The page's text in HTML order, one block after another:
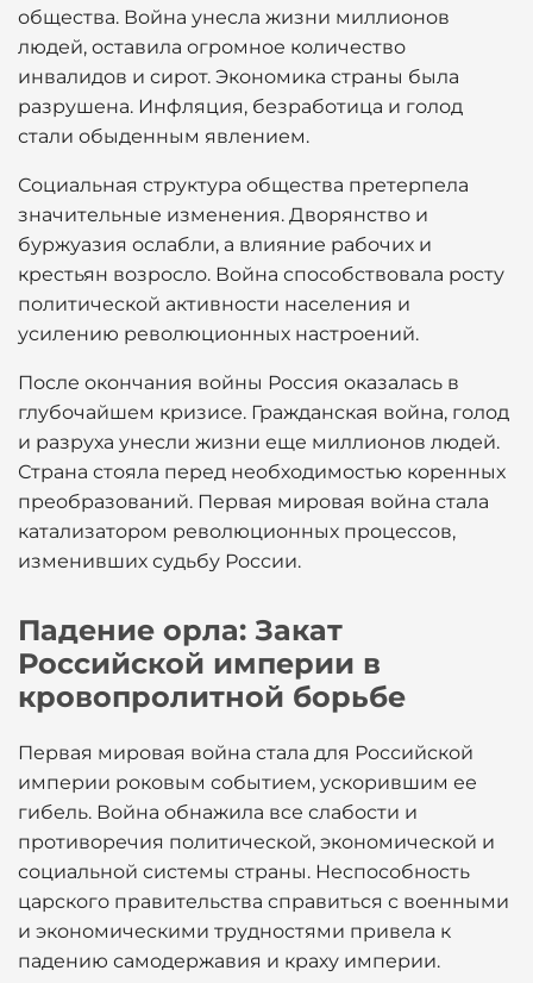
общества. Война унесла жизни миллионов
людей, оставила огромное количество
инвалидов и сирот. Экономика страны была
разрушена. Инфляция, безработица и голод
стали обыденным явлением.
Социальная структура общества претерпела
значительные изменения. Дворянство и
буржуазия ослабли, а влияние рабочих и
крестьян возросло. Война способствовала росту
политической активности населения и
усилению революционных настроений.
После окончания войны Россия оказалась в
глубочайшем кризисе. Гражданская война, голод
и разруха унесли жизни еще миллионов людей.
Страна стояла перед необходимостью коренных
преобразований. Первая мировая война стала
катализатором революционных процессов,
изменивших судьбу России.
Падение орла: Закат
Российской империи в
кровопролитной борьбе
Первая мировая война стала для Российской
империи роковым событием, ускорившим ее
гибель. Война обнажила все слабости и
противоречия политической, экономической и
социальной системы страны. Неспособность
царского правительства справиться с военными
и экономическими трудностями привела к
падению самодержавия и краху империи.